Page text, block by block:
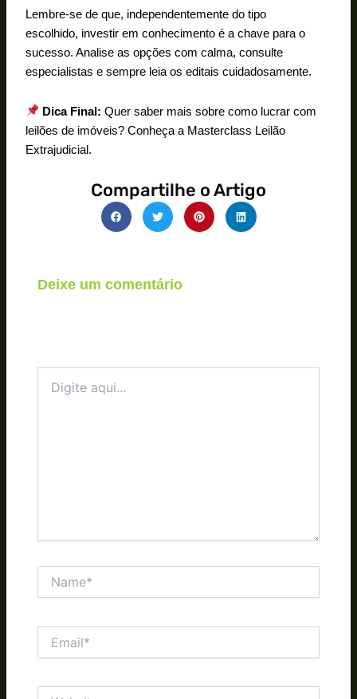
Lembre-se de que, independentemente do tipo
escolhido, investir em conhecimento é a chave para o
sucesso. Analise as opções com calma, consulte
especialistas e sempre leia os editais cuidadosamente.
Dica Final: Quer saber mais sobre como lucrar com
leilões de imóveis? Conheça a Masterclass Leilão
Extrajudicial.
Compartilhe o Artigo
Deixe um comentário
aqui...